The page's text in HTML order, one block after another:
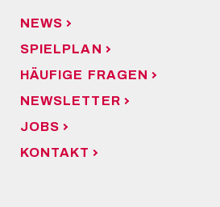
NEWS
SPIELPLAN
HÄUFIGE FRAGEN
NEWSLETTER
JOBS
KONTAKT